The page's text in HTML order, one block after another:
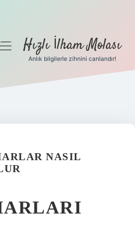
menüyüHızlı İlham Molası
Anlık bilgilerle zihnini canlandır!
NASIL